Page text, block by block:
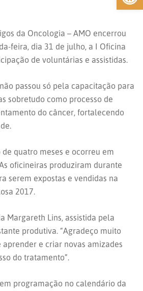
da Oncologia – AMO encerrou
feira, dia 31 de julho, a I Oficina
de voluntárias e assistidas.
passou só pela capacitação para
sobretudo como processo de
do câncer, fortalecendo
quatro meses e ocorreu em
oficineiras produziram durante
serem expostas e vendidas na
2017.
Margareth Lins, assistida pela
produtiva. “Agradeço muito
e criar novas amizades
do tratamento”.
programação no calendário da